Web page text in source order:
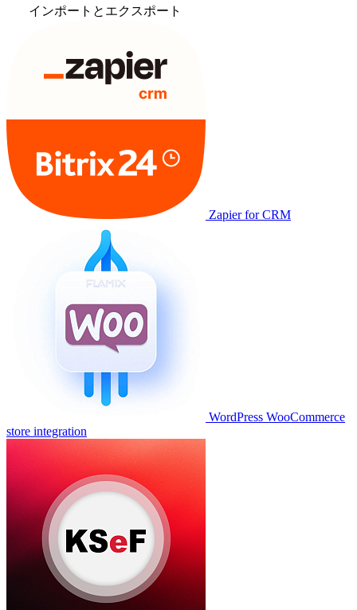
インポートとエクスポート
Zapier for CRM
WordPress WooCommerce
store integration